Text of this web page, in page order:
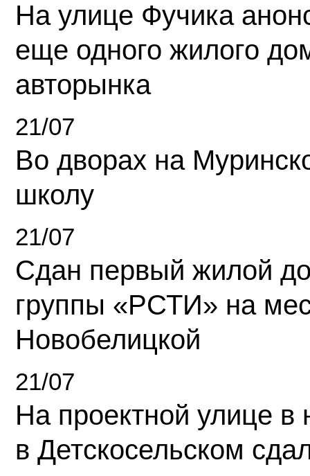
На улице Фучика
еще одного жилого
авторынка
21/07
Во дворах на
школу
21/07
Сдан первый жилой
группы «РСТИ» на
Новобелицкой
21/07
На проектной улице
в Детскосельском